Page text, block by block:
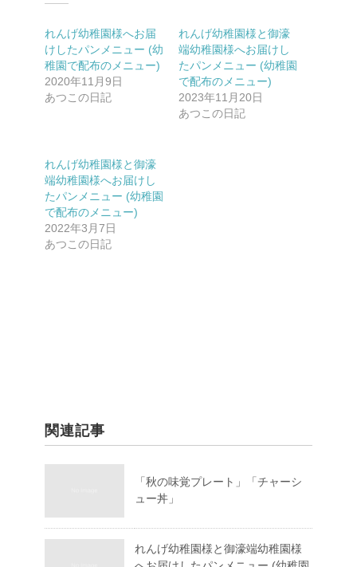
れんげ幼稚園様へお届
けしたパンメニュー (幼
稚園で配布のメニュー)
2020年11月9日
あつこの日記
れんげ幼稚園様と御濠
端幼稚園様へお届けし
たパンメニュー (幼稚園
で配布のメニュー)
2023年11月20日
あつこの日記
れんげ幼稚園様と御濠
端幼稚園様へお届けし
たパンメニュー (幼稚園
で配布のメニュー)
2022年3月7日
あつこの日記
関連記事
「秋の味覚プレート」「チャーシ
ュー丼」
れんげ幼稚園様と御濠端幼稚園様